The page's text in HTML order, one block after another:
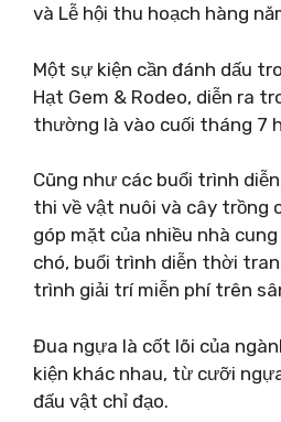
và Lễ hội thu hoạch hàng
Một sự kiện cần đánh dấu
Hạt Gem & Rodeo, diễn ra
thường là vào cuối tháng 7
Cũng như các buổi trình
thi về vật nuôi và cây trồng
góp mặt của nhiều nhà
chó, buổi trình diễn thời
trình giải trí miễn phí trên
Đua ngựa là cốt lõi của
kiện khác nhau, từ cưỡi
đấu vật chỉ đạo.